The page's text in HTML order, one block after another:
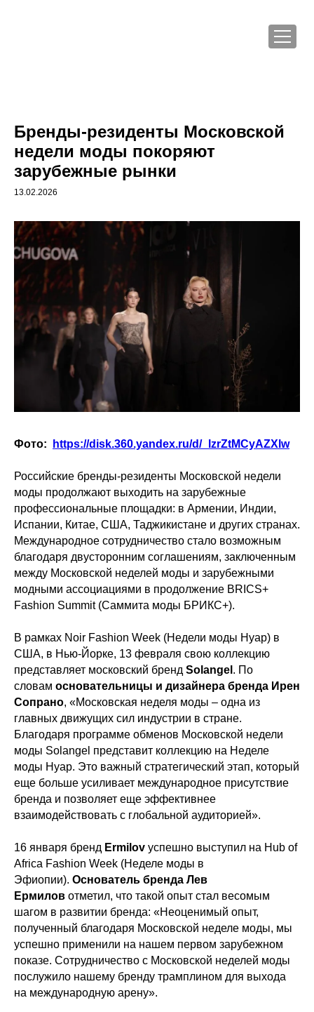
Бренды-резиденты Московской
недели моды покоряют
зарубежные рынки
13.02.2026
Фото: https://disk.360.yandex.ru/d/_lzrZtMCyAZXlw
Российские бренды-резиденты Московской недели
моды продолжают выходить на зарубежные
профессиональные площадки: в Армении, Индии,
Испании, Китае, США, Таджикистане и других странах.
Международное сотрудничество стало возможным
благодаря двусторонним соглашениям, заключенным
между Московской неделей моды и зарубежными
модными ассоциациями в продолжение BRICS+
Fashion Summit (Саммита моды БРИКС+).
В рамках Noir Fashion Week (Недели моды Нуар) в
США, в Нью-Йорке, 13 февраля свою коллекцию
представляет московский бренд Solangel . По
словам основательницы и дизайнера бренда Ирен
Сопрано, «Московская неделя моды – одна из
главных движущих сил индустрии в стране.
Благодаря программе обменов Московской недели
моды Solangel представит коллекцию на Неделе
моды Нуар. Это важный стратегический этап, который
еще больше усиливает международное присутствие
бренда и позволяет еще эффективнее
взаимодействовать с глобальной аудиторией».
16 января бренд Ermilov успешно выступил на Hub of
Africa Fashion Week (Неделе моды в
Эфиопии). Основатель бренда Лев
Ермилов отметил, что такой опыт стал весомым
шагом в развитии бренда: «Неоценимый опыт,
полученный благодаря Московской неделе моды, мы
успешно применили на нашем первом зарубежном
показе. Сотрудничество с Московской неделей моды
послужило нашему бренду трамплином для выхода
на международную арену».